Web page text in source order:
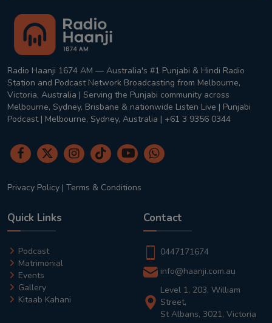
Radio Haanji 1674 AM — Australia's #1 Punjabi & Hindi Radio
Station and Podcast Network Broadcasting from Melbourne,
Victoria, Australia | Serving the Punjabi community across
Melbourne, Sydney, Brisbane & nationwide Listen Live | Punjabi
Podcast | Melbourne, Sydney, Australia | +61 3 9356 0344
Privacy Policy | Terms & Conditions
Quick Links
Podcast
Matrimonial
Events
Gallery
Kitaab Kahani
Contact
0447171674
info@haanji.com.au
Level 1, 203, William
Street,
St Albans, 3021, Victoria